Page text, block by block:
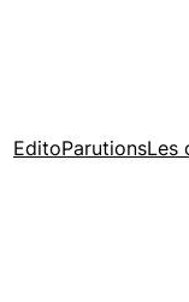
EditoParutionsLes